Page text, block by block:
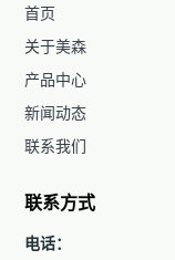
首页
关于美森
产品中心
新闻动态
联系我们
联系方式
电话：